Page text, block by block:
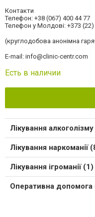
Контакти
Телефон: +38 (067) 400 44 77
Телефон у Молдові: +373 (22)
(круглодобова анонімна
E-mail: info@clinic-centr.com
Есть в наличии
Лікування
Лікування наркоманії
Лікування ігроманії (1)
Оперативна допомога